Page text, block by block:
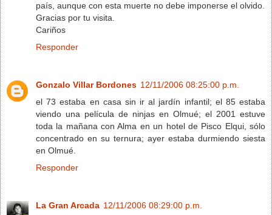
país, aunque con esta muerte no debe imponerse el olvido.
Gracias por tu visita.
Cariños
Responder
Gonzalo Villar Bordones 12/11/2006 08:25:00 p.m.
el 73 estaba en casa sin ir al jardín infantil; el 85 estaba
viendo una película de ninjas en Olmué; el 2001 estuve
toda la mañana con Alma en un hotel de Pisco Elqui, sólo
concentrado en su ternura; ayer estaba durmiendo siesta
en Olmué.
Responder
La Gran Arcada 12/11/2006 08:29:00 p.m.